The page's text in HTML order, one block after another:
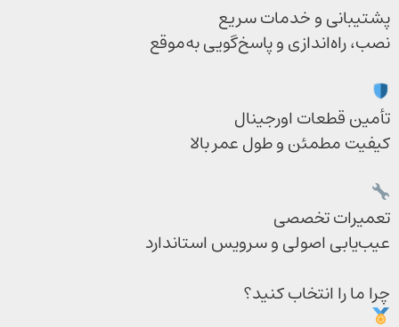
پشتیبانی و خدمات سریع
نصب، راه‌اندازی و پاسخ‌گویی به‌موقع
تأمین قطعات اورجینال
کیفیت مطمئن و طول عمر بالا
تعمیرات تخصصی
عیب‌یابی اصولی و سرویس استاندارد
چرا ما را انتخاب کنید؟